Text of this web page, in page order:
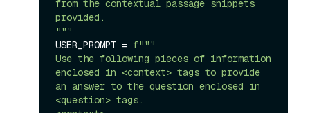
from the contextual passage snippets
provided.
"""
USER_PROMPT = f"""
Use the following pieces of information
enclosed in <context> tags to provide
an answer to the question enclosed in
<question> tags.